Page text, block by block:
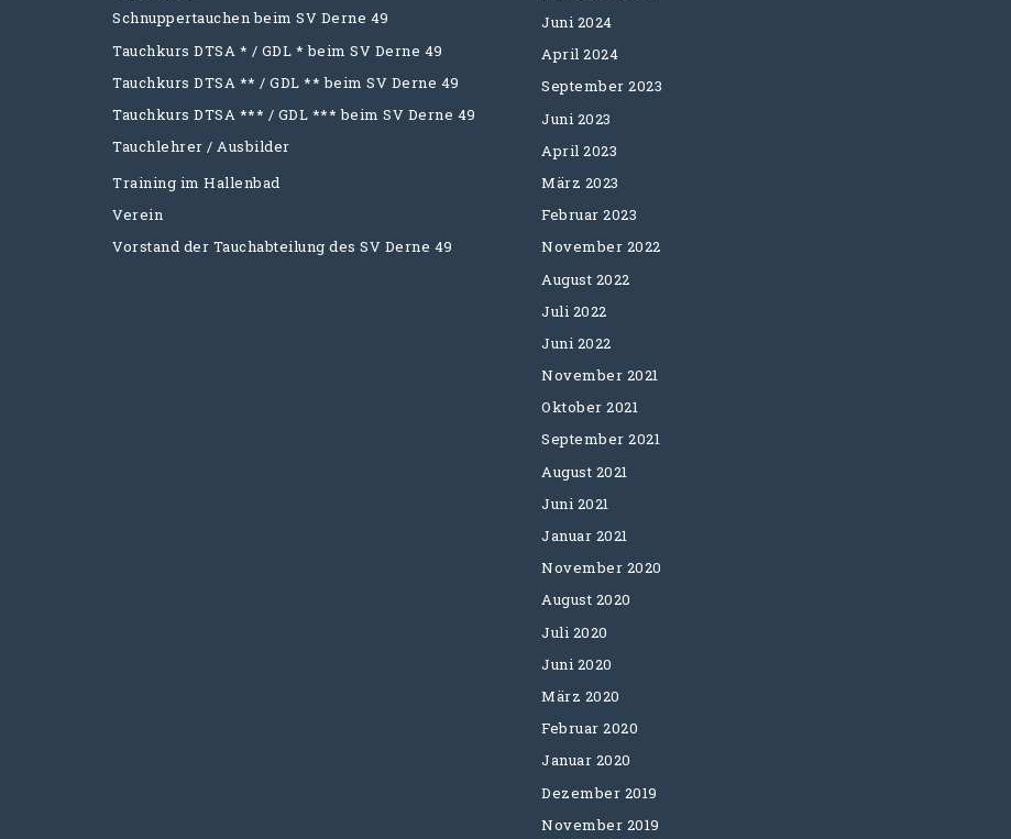
Schnuppertauchen beim SV Derne 49
Tauchkurs DTSA * / GDL * beim SV Derne 49
Tauchkurs DTSA ** / GDL ** beim SV Derne 49
Tauchkurs DTSA *** / GDL *** beim SV Derne 49
Tauchlehrer / Ausbilder
Training im Hallenbad
Verein
Vorstand der Tauchabteilung des SV Derne 49
Juni 2024
April 2024
September 2023
Juni 2023
April 2023
März 2023
Februar 2023
November 2022
August 2022
Juli 2022
Juni 2022
November 2021
Oktober 2021
September 2021
August 2021
Juni 2021
Januar 2021
November 2020
August 2020
Juli 2020
Juni 2020
März 2020
Februar 2020
Januar 2020
Dezember 2019
November 2019